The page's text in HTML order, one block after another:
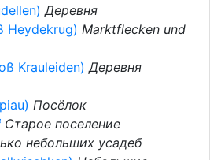
Деревня
Heydekrug) Marktflecken und
Krauleiden)Деревня
Посёлок
Старое поселение
небольших усадеб